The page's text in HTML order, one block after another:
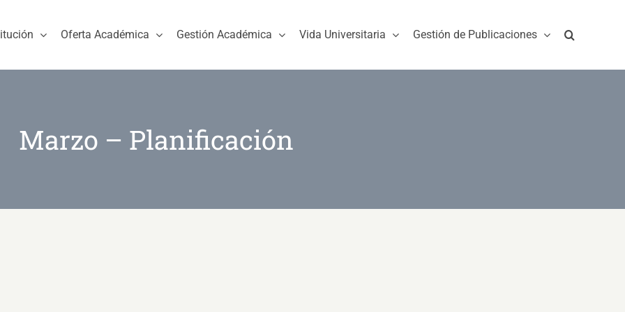
Oferta Académica Gestión Académica Vida Universitaria Gestión de Publicaciones
Marzo – Planificación